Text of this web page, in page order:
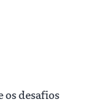
os desafios